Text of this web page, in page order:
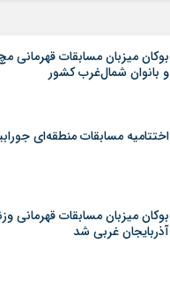
بوکان میزبان مسابقات قهرمانی
و بانوان شمال‌غرب کشور
اختتامیه مسابقات منطقه‌ای
بوکان میزبان مسابقات قهرمانی
آذربایجان غربی شد